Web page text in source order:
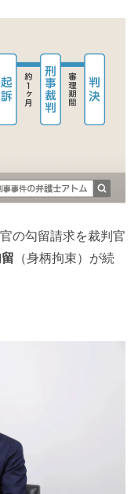
の勾留請求を裁判官
（身柄拘束）が続